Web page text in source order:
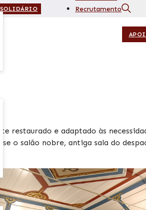
Recrutamento
restaurado e adaptado às
o salão nobre, antiga sala do